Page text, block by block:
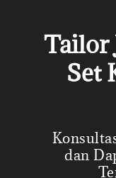
Tailor
Set
dan